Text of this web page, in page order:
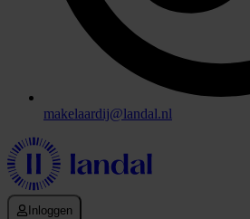
makelaardij@landal.nl
Inloggen